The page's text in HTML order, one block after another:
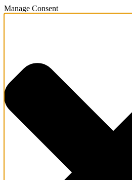
Manage Consent